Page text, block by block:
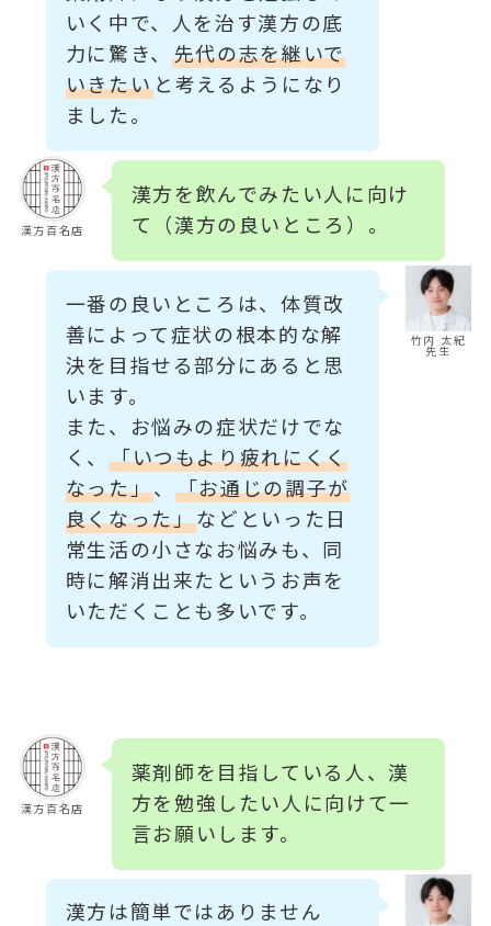
いく中で、人を治す漢方の底
力に驚き、 先代の志を継いで
いきたい と考えるようになり
ました。
漢方百名店
漢方を飲んでみたい人に向け
て（漢方の良いところ）。
竹内 太紀
先生
一番の良いところは、体質改
善によって症状の根本的な解
決を目指せる部分にあると思
います。
また、お悩みの症状だけでな
く、「いつもより疲れにくく
なった」、 「お通じの調子が
良くなった」などといった日
常生活の小さなお悩みも、同
時に解消出来たというお声を
いただくことも多いです。
漢方百名店
薬剤師を目指している人、漢
方を勉強したい人に向けて一
言お願いします。
漢方は簡単ではありません